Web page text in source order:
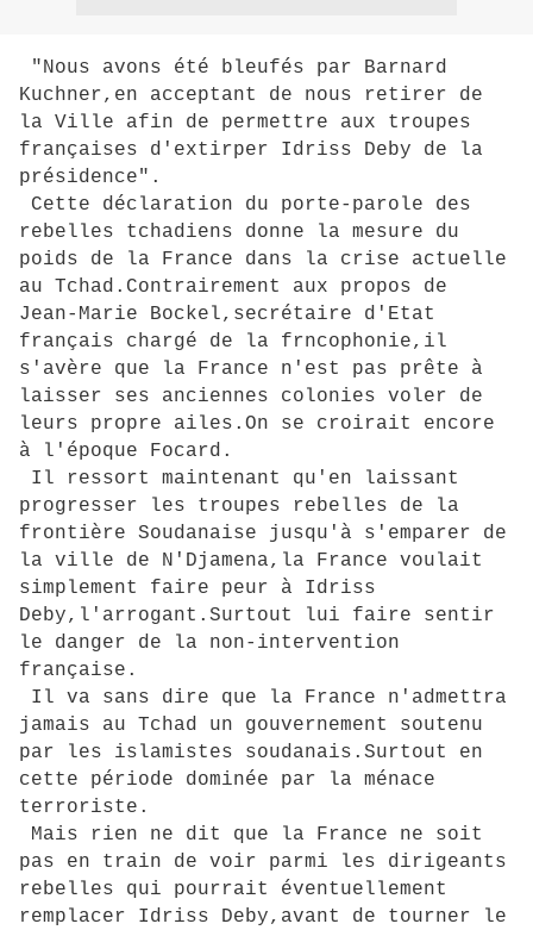
"Nous avons été bleufés par Barnard
Kuchner,en acceptant de nous retirer de
la Ville afin de permettre aux troupes
françaises d'extirper Idriss Deby de la
présidence".
Cette déclaration du porte-parole des
rebelles tchadiens donne la mesure du
poids de la France dans la crise actuelle
au Tchad.Contrairement aux propos de
Jean-Marie Bockel,secrétaire d'Etat
français chargé de la frncophonie,il
s'avère que la France n'est pas prête à
laisser ses anciennes colonies voler de
leurs propre ailes.On se croirait encore
à l'époque Focard.
Il ressort maintenant qu'en laissant
progresser les troupes rebelles de la
frontière Soudanaise jusqu'à s'emparer de
la ville de N'Djamena,la France voulait
simplement faire peur à Idriss
Deby,l'arrogant.Surtout lui faire sentir
le danger de la non-intervention
française.
Il va sans dire que la France n'admettra
jamais au Tchad un gouvernement soutenu
par les islamistes soudanais.Surtout en
cette période dominée par la ménace
terroriste.
Mais rien ne dit que la France ne soit
pas en train de voir parmi les dirigeants
rebelles qui pourrait éventuellement
remplacer Idriss Deby,avant de tourner le